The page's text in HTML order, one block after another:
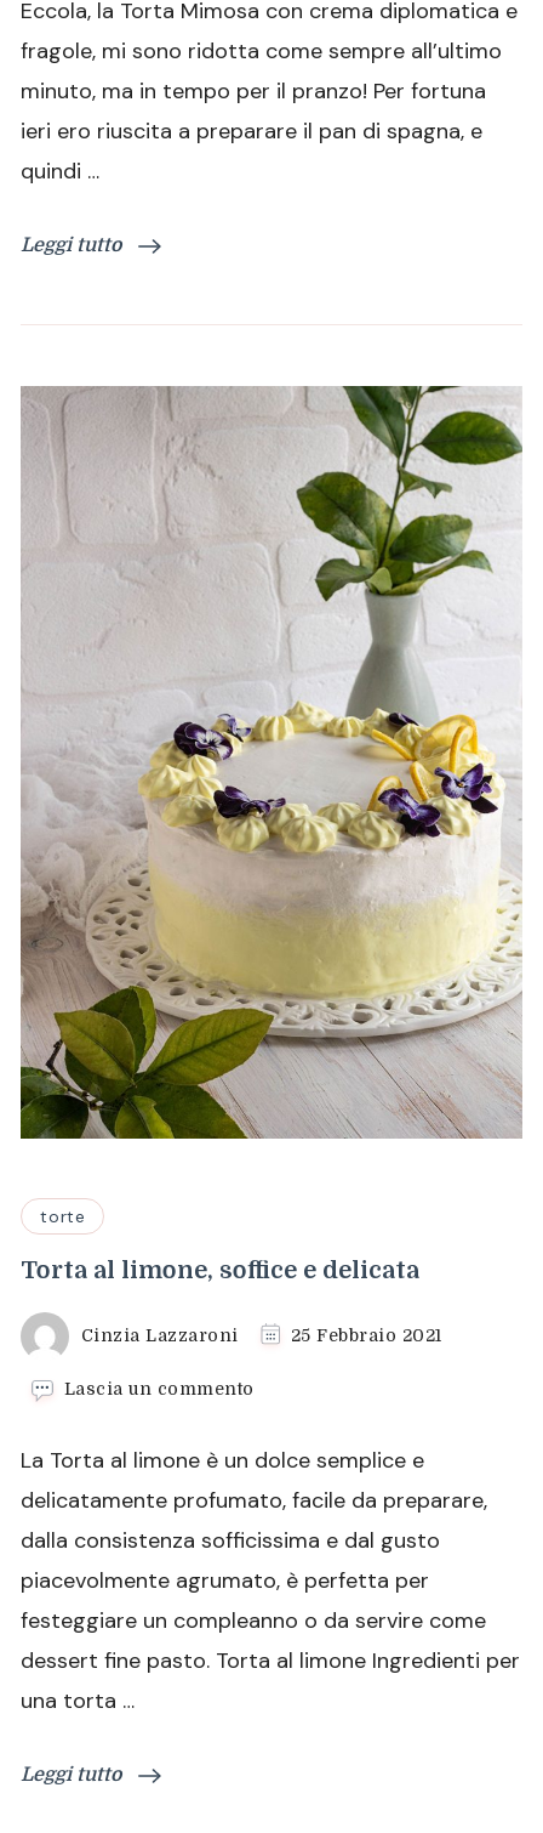
con
e
Eccola, la Torta Mimosa con crema diplomatica e
fragole, mi sono ridotta come sempre all’ultimo
minuto, ma in tempo per il pranzo! Per fortuna
ieri ero riuscita a preparare il pan di spagna, e
quindi …
Leggi tutto
torte
Torta al limone, soffice e delicata
Cinzia Lazzaroni 25 Febbraio 2021
Lascia un commento
limone,
soffice
delicata
La Torta al limone è un dolce semplice e
delicatamente profumato, facile da preparare,
dalla consistenza sofficissima e dal gusto
piacevolmente agrumato, è perfetta per
festeggiare un compleanno o da servire come
dessert fine pasto. Torta al limone Ingredienti per
una torta …
Leggi tutto